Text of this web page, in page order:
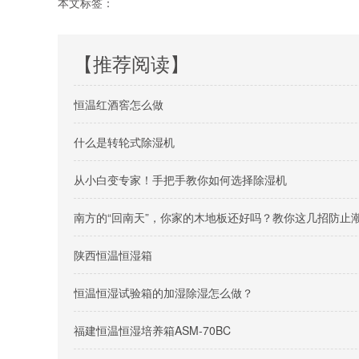
【推荐阅读】
恒温红酒窖怎么做
什么是转轮式除湿机
从小白变专家！手把手教你如何选择除湿机
南方的“回南天”，你家的木地板还好吗？教你这几招防止
陕西恒温恒湿箱
恒温恒湿试验箱的加湿除湿怎么做？
福建恒温恒湿培养箱ASM-70BC